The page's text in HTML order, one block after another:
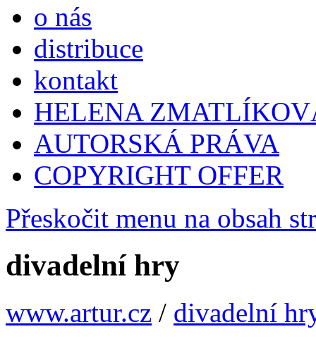
o nás
distribuce
kontakt
HELENA
AUTORSKÁ PRÁVA
COPYRIGHT OFFER
Přeskočit menu na obsah
divadelní hry
www.artur.cz / divadelní